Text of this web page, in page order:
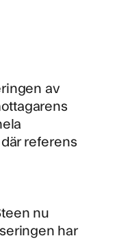
av
referens
nu
har